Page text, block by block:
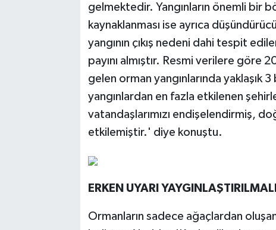
gelmektedir. Yangınların önemli bir
kaynaklanması ise ayrıca
yangının çıkış nedeni dahi tespit
payını almıştır. Resmi verilere göre
gelen orman yangınlarında yaklaşık
yangınlardan en fazla etkilenen
vatandaşlarımızı endişelendirmiş,
etkilemiştir.' diye konuştu.
ERKEN UYARI YAYGINLAŞTIRILMALI
Ormanların sadece ağaçlardan